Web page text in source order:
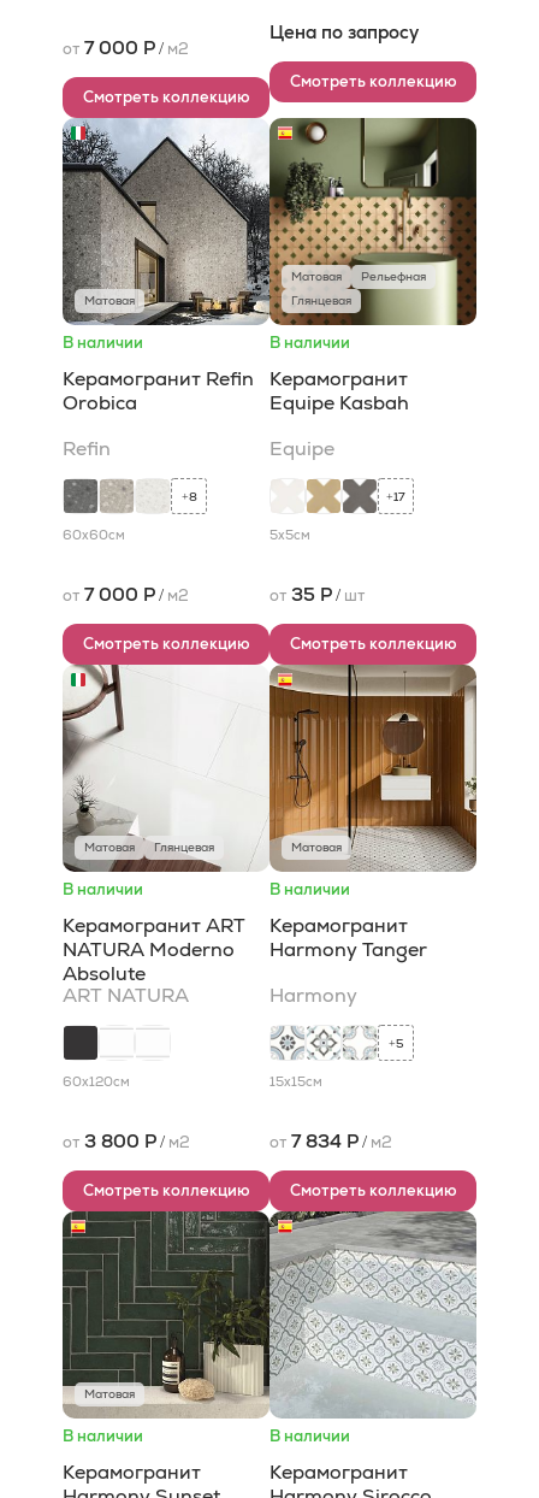
от 7 000 Р/ м2
Смотреть коллекцию
Цена по запросу
Смотреть коллекцию
Матовая
В наличии
Керамогранит Refin
Orobica
Refin
+8
60x60см
от 7 000 Р/ м2
Смотреть коллекцию
Матовая
Рельефная
Глянцевая
В наличии
Керамогранит
Equipe Kasbah
Equipe
+17
5x5см
от 35 Р/ шт
Смотреть коллекцию
Матовая Глянцевая
В наличии
Керамогранит ART
NATURA Moderno
Absolute
ART NATURA
60x120см
от 3 800 Р/ м2
Смотреть коллекцию
Матовая
В наличии
Керамогранит
Harmony Tanger
Harmony
+5
15x15см
от 7 834 Р/ м2
Смотреть коллекцию
Матовая
В наличии
Керамогранит
В наличии
Керамогранит